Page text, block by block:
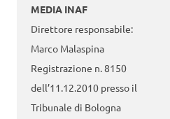
MEDIA INAF
Direttore responsabile:
Marco Malaspina
Registrazione n. 8150
dell’11.12.2010 presso il
Tribunale di Bologna